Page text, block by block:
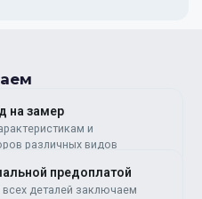
на замер
и
различных видов
предоплатой
деталей заключаем